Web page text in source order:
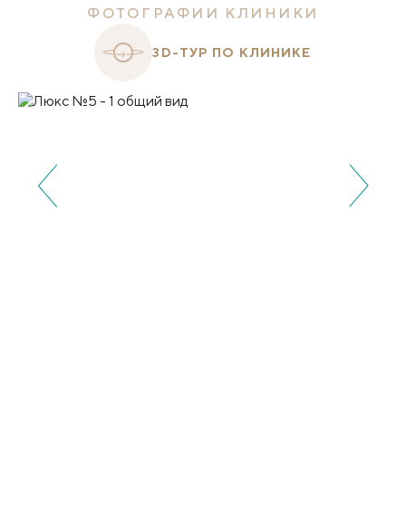
ФОТОГРАФИИ КЛИНИКИ
3D-ТУР ПО КЛИНИКЕ